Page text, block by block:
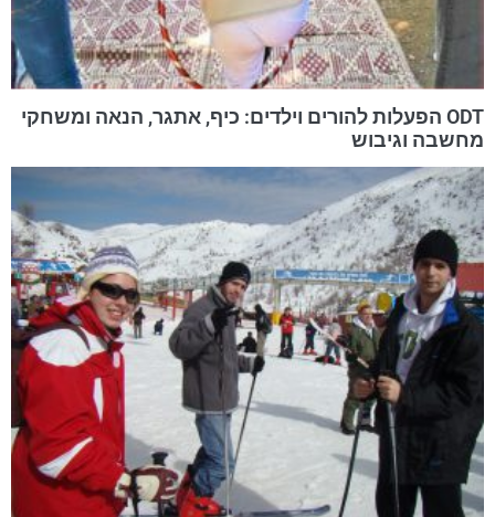
ODT הפעלות להורים וילדים: כיף, אתגר, הנאה ומשחקי
מחשבה וגיבוש